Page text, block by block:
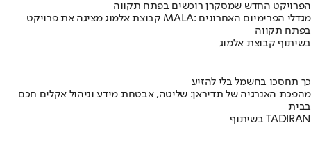
הפרויקט החדש שמסקרן רוכשים בפתח תקווה
קבוצת אלמוג מציגה את פרויקט MALA: מגדלי הפרימיום האחרונים
בפתח תקווה
בשיתוף קבוצת אלמוג
כך תחסכו בחשמל בלי להזיע
מהפכת האנרגיה של תדיראן: שליטה, אבטחת מידע וניהול אקלים חכם
בבית
בשיתוף TADIRAN